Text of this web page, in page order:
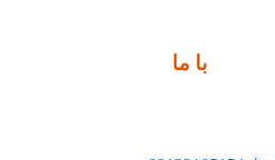
با ما